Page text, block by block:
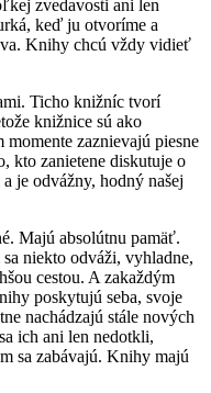
zvedavosti ani len
keď ju otvoríme a
Knihy chcú vždy vidieť
Ticho knižníc tvorí
knižnice sú ako
zaznievajú piesne
kto zanietene diskutuje o
je odvážny, hodný našej
Majú absolútnu pamäť.
niekto odváži, vyhladne,
cestou. A zakaždým
poskytujú seba, svoje
nachádzajú stále nových
ich ani len nedotkli,
sa zabávajú. Knihy majú